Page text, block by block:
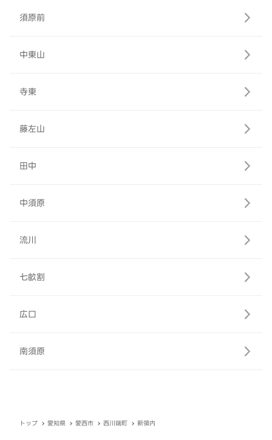
須原前
中東山
寺東
藤左山
田中
中須原
流川
七畝割
広口
南須原
トップ 愛知県 愛西市 西川端町 新領内